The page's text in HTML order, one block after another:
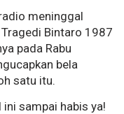
meninggal
Bintaro 1987
pada Rabu
bela
satu itu.
sampai habis ya!